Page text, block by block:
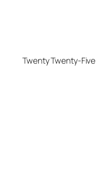
Twenty Twenty-Five